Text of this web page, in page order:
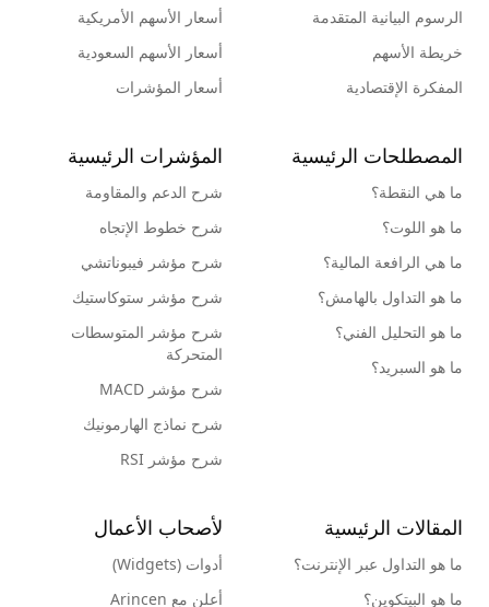
الرسوم البيانية المتقدمة
خريطة الأسهم
المفكرة الإقتصادية
أسعار الأسهم الأمريكية
أسعار الأسهم السعودية
أسعار المؤشرات
المصطلحات الرئيسية
ما هي النقطة؟
ما هو اللوت؟
ما هي الرافعة المالية؟
ما هو التداول بالهامش؟
ما هو التحليل الفني؟
ما هو السبريد؟
المؤشرات الرئيسية
شرح الدعم والمقاومة
شرح خطوط الإتجاه
شرح مؤشر فيبوناتشي
شرح مؤشر ستوكاستيك
شرح مؤشر المتوسطات
المتحركة
شرح مؤشر MACD
شرح نماذج الهارمونيك
شرح مؤشر RSI
المقالات الرئيسية
ما هو التداول عبر الإنترنت؟
ما هو البيتكوين؟
لأصحاب الأعمال
أدوات (Widgets)
أعلن مع Arincen